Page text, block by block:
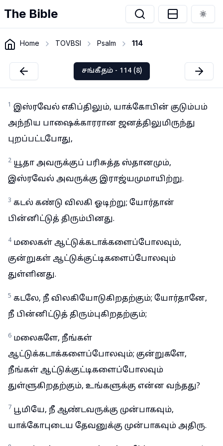
The Bible
Home TOVBSI Psalm 114
சங்கீதம் - 114 (8)
1 இஸ்ரவேல் எகிப்திலும், யாக்கோபின் குடும்பம்
அந்நிய பாஷைக்காரரான ஜனத்திலுமிருந்து
புறப்பட்டபோது,
2 யூதா அவருக்குப் பரிசுத்த ஸ்தானமும்,
இஸ்ரவேல் அவருக்கு இராஜ்யமுமாயிற்று.
3 கடல் கண்டு விலகி ஓடிற்று; யோர்தான்
பின்னிட்டுத் திரும்பினது.
4 மலைகள் ஆட்டுக்கடாக்களைப்போலவும்,
குன்றுகள் ஆட்டுக்குட்டிகளைப்போலவும்
துள்ளினது.
5 கடலே, நீ விலகியோடுகிறதற்கும்; யோர்தானே,
நீ பின்னிட்டுத் திரும்புகிறதற்கும்;
6 மலைகளே, நீங்கள்
ஆட்டுக்கடாக்களைப்போலவும்; குன்றுகளே,
நீங்கள் ஆட்டுக்குட்டிகளைப்போலவும்
துள்ளுகிறதற்கும், உங்களுக்கு என்ன வந்தது?
7 பூமியே, நீ ஆண்டவருக்கு முன்பாகவும்,
யாக்கோபுடைய தேவனுக்கு முன்பாகவும் அதிரு.